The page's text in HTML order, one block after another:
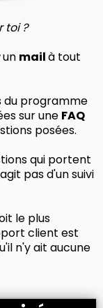
toi ?
un mailà tout
du programme
sur une FAQ
posées.
qui portent
pas d'un suivi
le plus
client est
n'y ait aucune